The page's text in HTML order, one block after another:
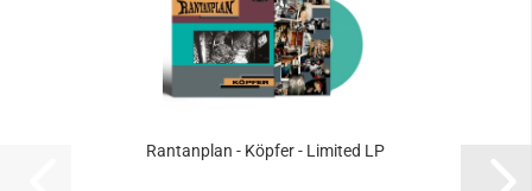
Rantanplan - Köpfer - Limited LP